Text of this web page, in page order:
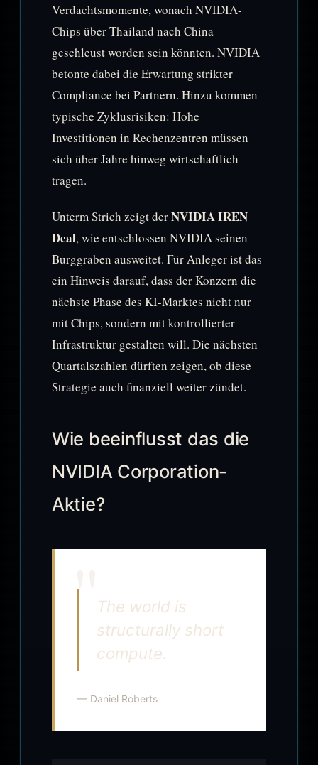
Verdachtsmomente, wonach NVIDIA-
Chips über Thailand nach China
geschleust worden sein könnten. NVIDIA
betonte dabei die Erwartung strikter
Compliance bei Partnern. Hinzu kommen
typische Zyklusrisiken: Hohe
Investitionen in Rechenzentren müssen
sich über Jahre hinweg wirtschaftlich
tragen.
Unterm Strich zeigt derNVIDIA IREN
Deal, wie entschlossen NVIDIA seinen
Burggraben ausweitet. Für Anleger ist das
ein Hinweis darauf, dass der Konzern die
nächste Phase des KI-Marktes nicht nur
mit Chips, sondern mit kontrollierter
Infrastruktur gestalten will. Die nächsten
Quartalszahlen dürften zeigen, ob diese
Strategie auch finanziell weiter zündet.
Wie beeinflusst das die
NVIDIA Corporation-
Aktie?
The world is
structurally short
compute.
— Daniel Roberts